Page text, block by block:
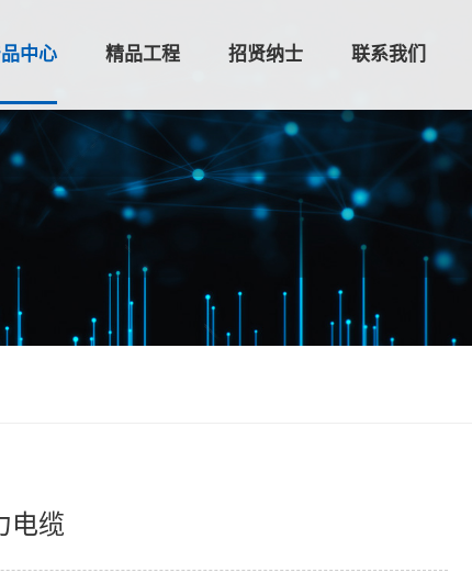
中心 精品工程 招贤纳士 联系我们
电缆